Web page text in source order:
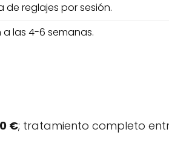
reglajes por sesión.
las 4-6 semanas.
€; tratamiento completo